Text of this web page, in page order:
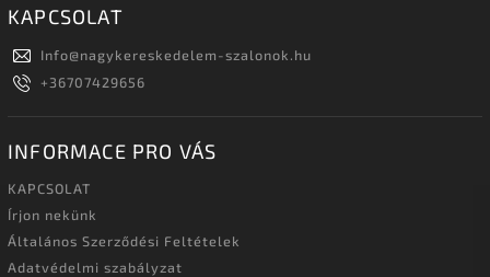
KAPCSOLAT
Info@nagykereskedelem-szalonok.hu
+36707429656
INFORMACE PRO VÁS
KAPCSOLAT
Írjon nekünk
Általános Szerződési Feltételek
Adatvédelmi szabályzat